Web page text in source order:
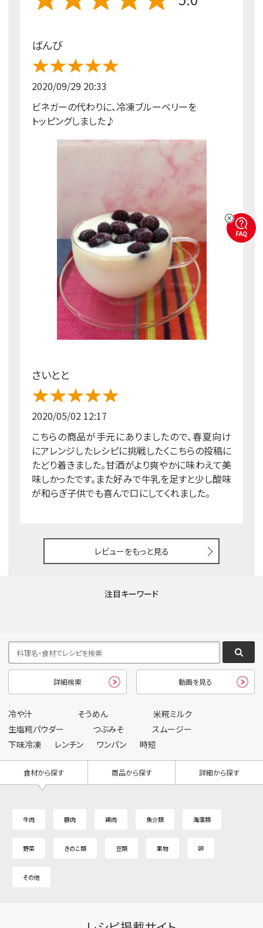
ばんび
2020/09/29 20:33
ビネガーの代わりに、冷凍ブルーベリーを
トッピングしました♪
さいとと
2020/05/02 12:17
こちらの商品が手元にありましたので、春夏向け
にアレンジしたレシピに挑戦したくこちらの投稿に
たどり着きました。甘酒がより爽やかに味わえて美
味しかったです。また好みで牛乳を足すと少し酸味
が和らぎ子供でも喜んで口にしてくれました。
レビューをもっと見る
注目キーワード
詳細検索 動画を見る
冷や汁 そうめん
米糀ミルク
生塩糀パウダー
つぶみそ
スムージー
下味冷凍
レンチン ワンパン 時短
食材から探す 商品から探す 詳細から探す
牛肉 豚肉 鶏肉 魚介類 海藻類
野菜 きのこ類 豆類 果物 卵
その他
FAQ